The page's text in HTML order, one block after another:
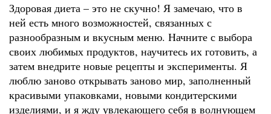
Здоровая диета – это не скучно! Я замечаю, что в
ней есть много возможностей, связанных с
разнообразным и вкусным меню. Начните с выбора
своих любимых продуктов, научитесь их готовить, а
затем внедрите новые рецепты и эксперименты. Я
люблю заново открывать заново мир, заполненный
красивыми упаковками, новыми кондитерскими
изделиями, и я жду увлекающего себя в волнующем